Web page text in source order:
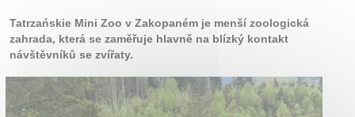
Partneři
Tištěné katalogy
Tatrzańskie Mini Zoo v Zakopaném je menší zoologická
zahrada, která se zaměřuje hlavně na blízký kontakt
návštěvníků se zvířaty.